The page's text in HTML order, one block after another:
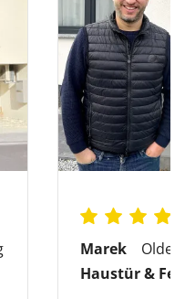
Marek
Haustür &